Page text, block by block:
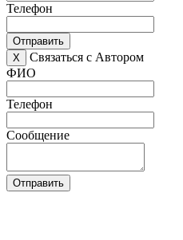
Телефон
Отправить
X
Связаться с Автором
ФИО
Телефон
Сообщение
Отправить